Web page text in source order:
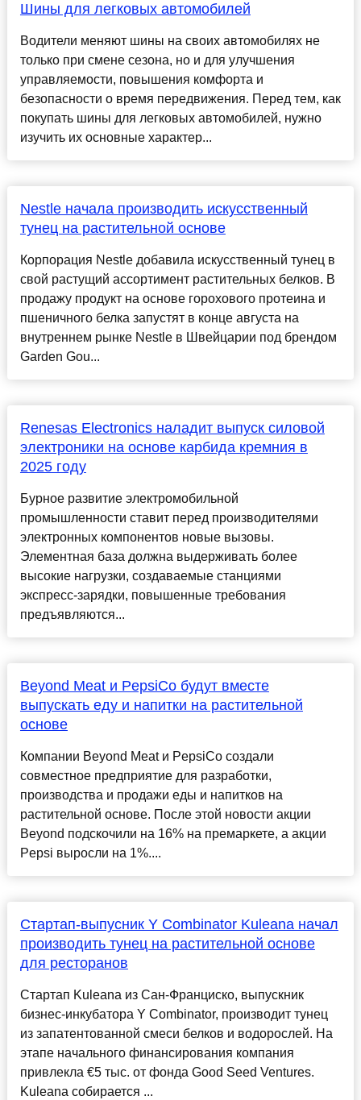
Шины для легковых автомобилей
Водители меняют шины на своих автомобилях не
только при смене сезона, но и для улучшения
управляемости, повышения комфорта и
безопасности о время передвижения. Перед тем, как
покупать шины для легковых автомобилей, нужно
изучить их основные характер...
Nestle начала производить искусственный
тунец на растительной основе
Корпорация Nestle добавила искусственный тунец в
свой растущий ассортимент растительных белков. В
продажу продукт на основе горохового протеина и
пшеничного белка запустят в конце августа на
внутреннем рынке Nestle в Швейцарии под брендом
Garden Gou...
Renesas Electronics наладит выпуск силовой
электроники на основе карбида кремния в
2025 году
Бурное развитие электромобильной
промышленности ставит перед производителями
электронных компонентов новые вызовы.
Элементная база должна выдерживать более
высокие нагрузки, создаваемые станциями
экспресс-зарядки, повышенные требования
предъявляются...
Beyond Meat и PepsiCo будут вместе
выпускать еду и напитки на растительной
основе
Компании Beyond Meat и PepsiCo создали
совместное предприятие для разработки,
производства и продажи еды и напитков на
растительной основе. После этой новости акции
Beyond подскочили на 16% на премаркете, а акции
Pepsi выросли на 1%....
Стартап-выпусник Y Combinator Kuleana начал
производить тунец на растительной основе
для ресторанов
Стартап Kuleana из Сан-Франциско, выпускник
бизнес-инкубатора Y Combinator, производит тунец
из запатентованной смеси белков и водорослей. На
этапе начального финансирования компания
привлекла €5 тыс. от фонда Good Seed Ventures.
Kuleana собирается ...